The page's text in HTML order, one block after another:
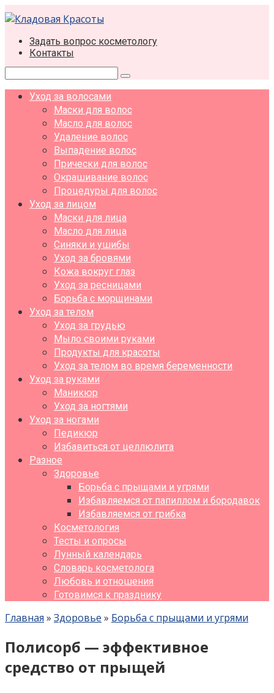
Перейти
к
контентуЗадать вопрос косметологу
Контакты
Поиск:
Уход за волосами
Маски для волос
Масло для волос
Удаление волос
Выпадение волос
Прически для волос
Окрашивание волос
Процедуры для волос
Уход за лицом
Маски для лица
Масло для лица
Синяки и ушибы
Уход за бровями
Кожа вокруг глаз
Уход за ресницами
Борьба с морщинами
Уход за телом
Уход за грудью
Мыло своими руками
Продукты для красоты
Уход за телом во время беременности
Уход за руками
Маникюр
Уход за ногтями
Уход за ногами
Педикюр
Избавиться от целлюлита
Разное
Здоровье
Борьба с прыщами и угрями
Избавляемся от папиллом и бородавок
Избавляемся от грибка
Косметология
Тесты и опросы
Лунный календарь
Словарь косметолога
Любовь и отношения
Готовимся к празднику
Главная » Здоровье » Борьба с прыщами и угрями
Полисорб — эффективное
средство от прыщей